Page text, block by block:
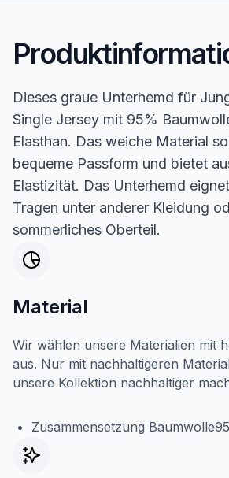
Dieses graue Unterhemd für
Single Jersey mit 95%
Elasthan. Das weiche Material
bequeme Passform und bietet
Elastizität. Das Unterhemd
Tragen unter anderer Kleidung
sommerliches Oberteil.
Material
Wir wählen unsere Materialien mit
aus. Nur mit nachhaltigeren
unsere Kollektion nachhaltiger
Zusammensetzung